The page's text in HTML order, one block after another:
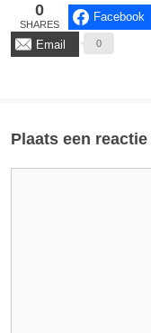
0
SHARES
Facebook
Email 0
Plaats een reactie